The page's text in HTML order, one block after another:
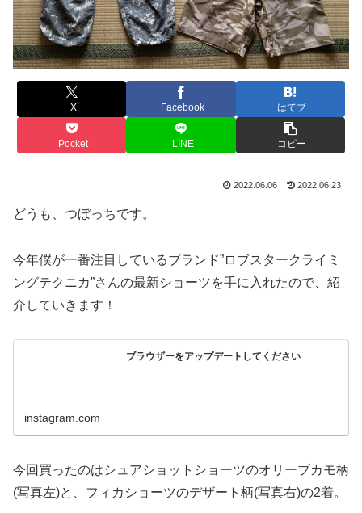
X Facebook はてブ
Pocket LINE コピー
2022.06.06 2022.06.23
どうも、つぼっちです。
今年僕が一番注目しているブランド”ロブスタークライミ
ングテクニカ”さんの最新ショーツを手に入れたので、紹
介していきます！
ブラウザーをアップデートしてください
instagram.com
今回買ったのはシュアショットショーツのオリーブカモ柄
(写真左)と、フィカショーツのデザート柄(写真右)の2着。